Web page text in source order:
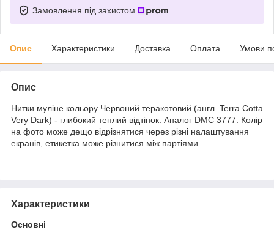
Замовлення під захистом
Опис Характеристики Доставка Оплата Умови
Опис
Нитки муліне кольору Червоний теракотовий (англ. Terra Cotta
Very Dark) - глибокий теплий відтінок. Аналог DMC 3777. Колір
на фото може дещо відрізнятися через різні налаштування
екранів, етикетка може різнитися між партіями.
Характеристики
Основні